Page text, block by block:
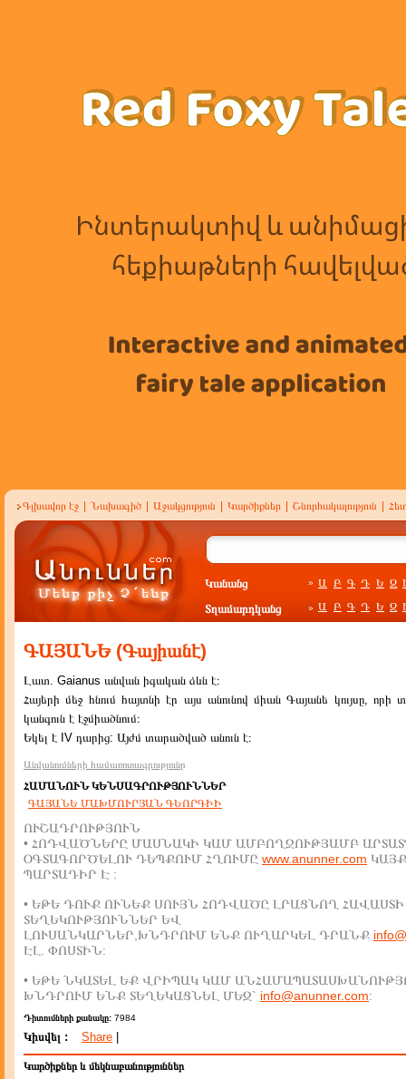
Գլխավոր էջ Նախագիծ Աջակցություն Կարծիքներ Շնորհակալություն
Կանանց » Ա Բ Գ Դ Ե Զ
Տղամարդկանց » Ա Բ Գ Դ Ե Զ
ԳԱՅԱՆԵ (Գայիանէ)
Լատ. Gaianus անվան իգական ձևն է։
Հայերի մեջ հնում հայտնի էր այս անունով միան Գայանե կույսը, որի
կանգուն է էջմիածնում։
Եկել է IV դարից: Այժմ տարածված անուն է։
Անվանումների համառոտագրությունը
ՀԱՄԱՆՈՒՆ ԿԵՆՍԱԳՐՈՒԹՅՈՒՆՆԵՐ
ԳԱՅԱՆԵ ՄԱԽՄՈՒՐՅԱՆ ԳԵՈՐԳԻԻ
ՈՒՇԱԴՐՈՒԹՅՈՒՆ
• ՀՈԴՎԱԾՆԵՐԸ ՄԱՍՆԱԿԻ ԿԱՄ ԱՄԲՈՂՋՈՒԹՅԱՄԲ
ՕԳՏԱԳՈՐԾԵԼՈՒ ԴԵՊՔՈՒՄ ՀՂՈՒՄԸ www.anunner.com
ՊԱՐՏԱԴԻՐ Է :
• ԵԹԵ ԴՈՒՔ ՈՒՆԵՔ ՍՈՒՅՆ ՀՈԴՎԱԾԸ ԼՐԱՑՆՈՂ ՀԱՎԱՍՏԻ
ՏԵՂԵԿՈՒԹՅՈՒՆՆԵՐ ԵՎ
ԼՈՒՍԱՆԿԱՐՆԵՐ,ԽՆԴՐՈՒՄ ԵՆՔ ՈՒՂԱՐԿԵԼ ԴՐԱՆՔ
ԷԼ. ՓՈՍՏԻՆ:
• ԵԹԵ ՆԿԱՏԵԼ ԵՔ ՎՐԻՊԱԿ ԿԱՄ
ԽՆԴՐՈՒՄ ԵՆՔ ՏԵՂԵԿԱՑՆԵԼ ՄԵԶ` info@anunner.com:
Դիտումների քանակը: 7984
Կիսվել : Share
Կարծիքներ և մեկնաբանություններ